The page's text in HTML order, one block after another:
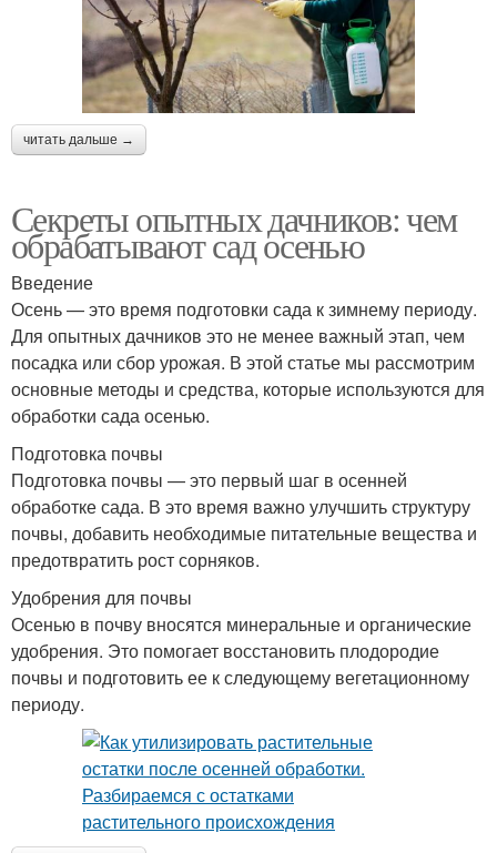
читать дальше →
Секреты опытных дачников: чем
обрабатывают сад осенью
Введение
Осень — это время подготовки сада к зимнему периоду.
Для опытных дачников это не менее важный этап, чем
посадка или сбор урожая. В этой статье мы рассмотрим
основные методы и средства, которые используются для
обработки сада осенью.
Подготовка почвы
Подготовка почвы — это первый шаг в осенней
обработке сада. В это время важно улучшить структуру
почвы, добавить необходимые питательные вещества и
предотвратить рост сорняков.
Удобрения для почвы
Осенью в почву вносятся минеральные и органические
удобрения. Это помогает восстановить плодородие
почвы и подготовить ее к следующему вегетационному
периоду.